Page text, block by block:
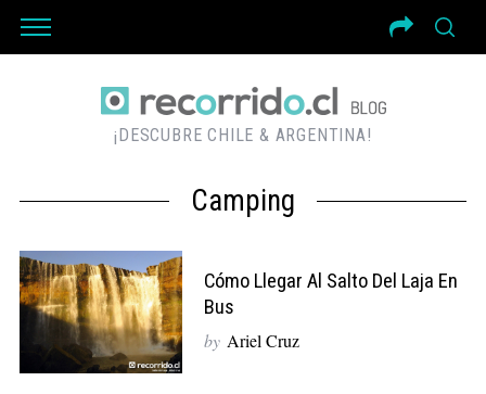
¡DESCUBRE CHILE & ARGENTINA!
Camping
Cómo Llegar Al Salto Del Laja En
Bus
by Ariel Cruz